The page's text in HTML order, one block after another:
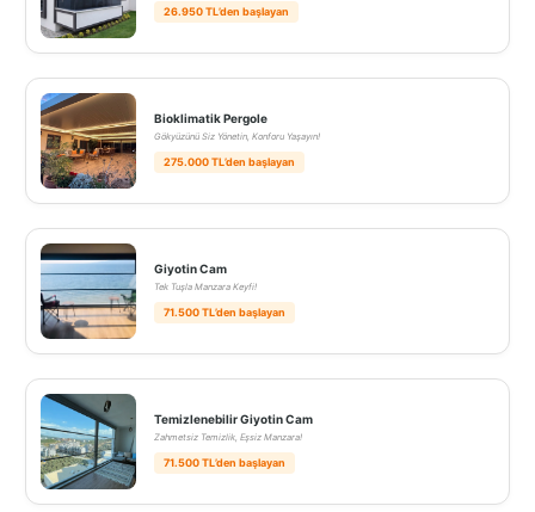
26.950 TL’den başlayan
Bioklimatik Pergole
Gökyüzünü Siz Yönetin, Konforu Yaşayın!
275.000 TL’den başlayan
Giyotin Cam
Tek Tuşla Manzara Keyfi!
71.500 TL’den başlayan
Temizlenebilir Giyotin Cam
Zahmetsiz Temizlik, Eşsiz Manzara!
71.500 TL’den başlayan